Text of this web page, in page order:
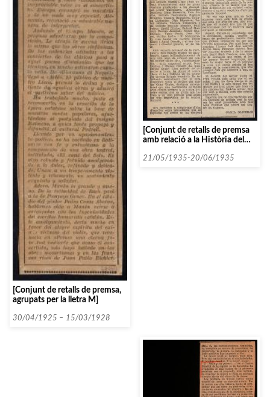
[Conjunt de retalls de premsa,
agrupats per la lletra M]
30/04/1925 – 15/03/1928
[Conjunt de retalls de premsa
amb relació a la Història del
21/05/1935-20/06/1935